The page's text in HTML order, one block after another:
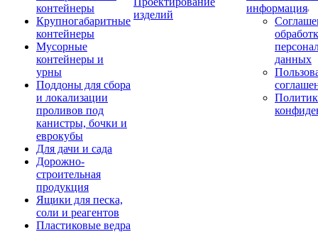
контейнеры
Крупногабаритные
контейнеры
Мусорные
контейнеры и
урны
Поддоны для сбора
и локализации
проливов под
канистры, бочки и
еврокубы
Для дачи и сада
Дорожно-
строительная
продукция
Ящики для песка,
соли и реагентов
Пластиковые ведра
изделий
информация
данных